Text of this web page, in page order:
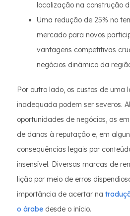
localização na construção
Uma redução de 25% no
mercado para novos
vantagens competitivas
negócios dinâmico da
Por outro lado, os custos de uma
inadequada podem ser severos.
oportunidades de negócios, as
de danos à reputação e, em
consequências legais por
insensível. Diversas marcas de
lição por meio de erros
importância de acertar na
o árabe desde o início.